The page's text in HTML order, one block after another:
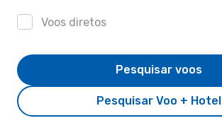
Voos diretos
Pesquisar Voo + Hotel
Pesquisar voos